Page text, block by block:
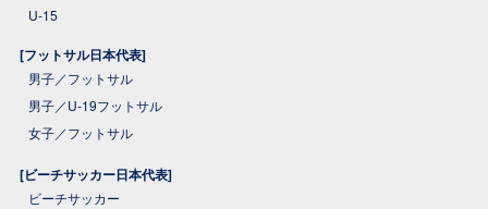
U-15
[フットサル日本代表]
男子／フットサル
男子／U-19フットサル
女子／フットサル
[ビーチサッカー日本代表]
ビーチサッカー